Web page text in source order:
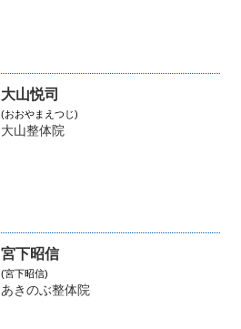
大山悦司
(おおやまえつじ)
大山整体院
宮下昭信
(宮下昭信)
あきのぶ整体院